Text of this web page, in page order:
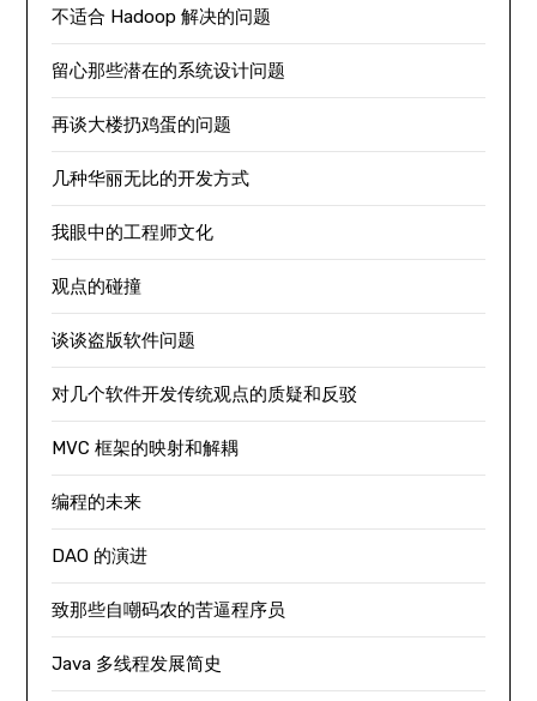
不适合 Hadoop 解决的问题
留心那些潜在的系统设计问题
再谈大楼扔鸡蛋的问题
几种华丽无比的开发方式
我眼中的工程师文化
观点的碰撞
谈谈盗版软件问题
对几个软件开发传统观点的质疑和反驳
MVC 框架的映射和解耦
编程的未来
DAO 的演进
致那些自嘲码农的苦逼程序员
Java 多线程发展简史